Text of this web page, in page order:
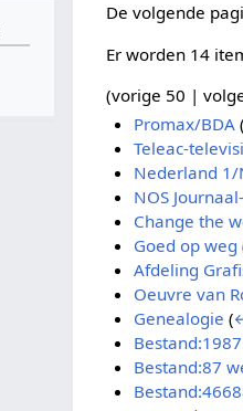
De volgende
Er worden 14
(vorige 50 |
Promax/BDA (
Teleac-
Nederland 1/
NOS
Change the
Goed op weg
Afdeling
Oeuvre van
Genealogie (
Bestand:87